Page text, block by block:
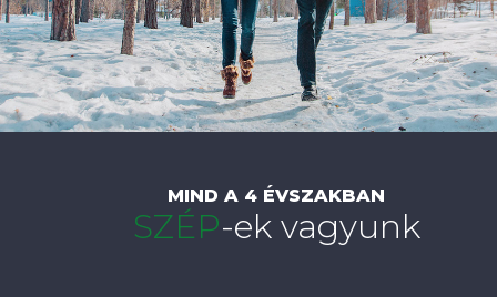
MIND A 4 ÉVSZAKBAN
SZÉP-ek vagyunk